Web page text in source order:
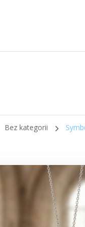
Bez kategorii